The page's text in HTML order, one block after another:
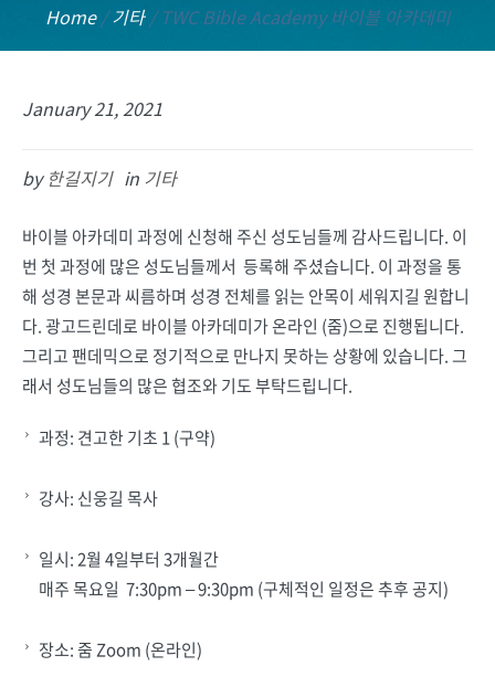
Home /기타 /TWC Bible Academy 바이블 아카데미
January 21, 2021
by 한길지기 in 기타
바이블 아카데미 과정에 신청해 주신 성도님들께 감사드립니다. 이
번 첫 과정에 많은 성도님들께서 등록해 주셨습니다. 이 과정을 통
해 성경 본문과 씨름하며 성경 전체를 읽는 안목이 세워지길 원합니
다. 광고드린데로 바이블 아카데미가 온라인 (줌)으로 진행됩니다.
그리고 팬데믹으로 정기적으로 만나지 못하는 상황에 있습니다. 그
래서 성도님들의 많은 협조와 기도 부탁드립니다.
과정: 견고한 기초 1 (구약)
강사: 신웅길 목사
일시: 2월 4일부터 3개월간
매주 목요일 7:30pm – 9:30pm (구체적인 일정은 추후 공지)
장소: 줌 Zoom (온라인)